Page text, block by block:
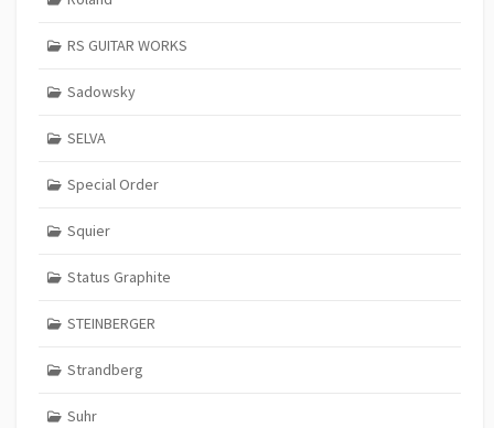
RS GUITAR WORKS
Sadowsky
SELVA
Special Order
Squier
Status Graphite
STEINBERGER
Strandberg
Suhr